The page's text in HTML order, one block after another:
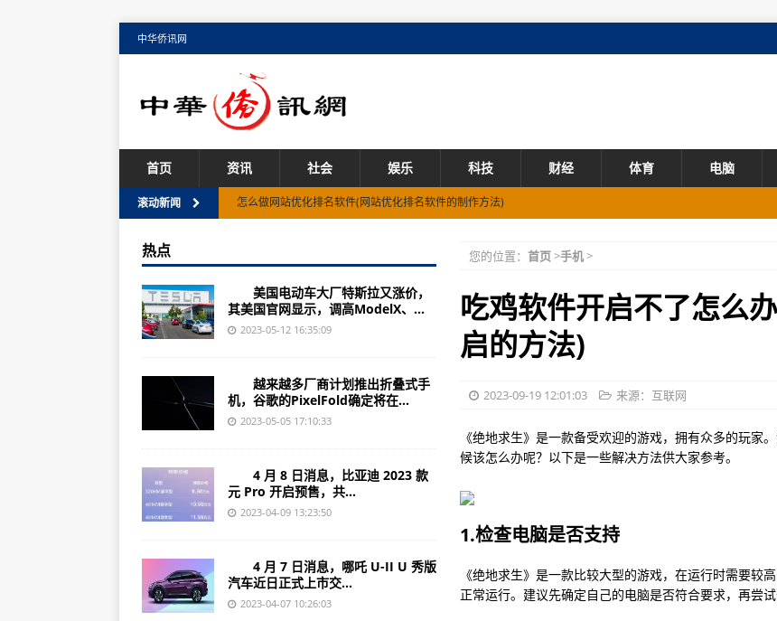
中华侨讯网
首页 资讯 社会 娱乐 科技 财经 体育 电脑
滚动新闻
怎么做网站优化排名软件(网站优化排名软件的制作方法)
怎么安装2007办公软件(安装2007办公软件的步骤)
怎么去水印文档的软件(有哪些能去水印的软件)
怎么玩好代打软件(代打软件使用技巧分享)
知云翻译软件怎么下载啊(如何下载知云翻译软件)
王者荣耀拼图软件怎么下载(下载王者荣耀拼图软件的方法)
怎么把软件自带弹窗关闭(关闭软件自带弹窗的方法)
怎么下电脑游戏盒子软件(电脑游戏盒子软件的下载方式)
卸载软件怎么把音效关了(如何关闭卸载软件时的音效)
效果器软件怎么用(学习效果器软件的使用方法)
怎么用软件语音翻译英文(软件语音翻译英文的使用方法)
怎么开发游戏领域的软件(开发游戏领域的软件)
怎么打开主板软件图标(打开主板软件图标的方法)
您的位置： 首页>手机>
吃鸡软件开启不了怎么
启的方法)
2023-09-19 12:01:03 来源：互联网
《绝地求生》是一款备受欢迎的游戏，拥有众多的玩家
候该怎么办呢？以下是一些解决方法供大家参考。
1.检查电脑是否支持
《绝地求生》是一款比较大型的游戏，在运行时需要较
正常运行。建议先确定自己的电脑是否符合要求，再尝试
热点
美国电动车大厂特斯拉又涨价，
其美国官网显示，调高ModelX、...
2023-05-12 16:35:09
越来越多厂商计划推出折叠式手
机，谷歌的PixelFold确定将在...
2023-05-05 17:10:33
4 月 8 日消息，比亚迪 2023 款
元 Pro 开启预售，共...
2023-04-09 13:23:50
4 月 7 日消息，哪吒 U-II U 秀版
汽车近日正式上市交...
2023-04-07 10:26:03